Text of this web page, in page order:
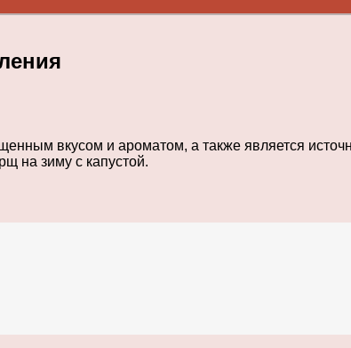
вкусом и ароматом, а также является
на зиму с капустой.